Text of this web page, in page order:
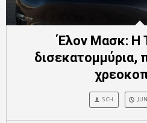
Έλον Μασκ: Η
δισεκατομμύρια,
S.CH.